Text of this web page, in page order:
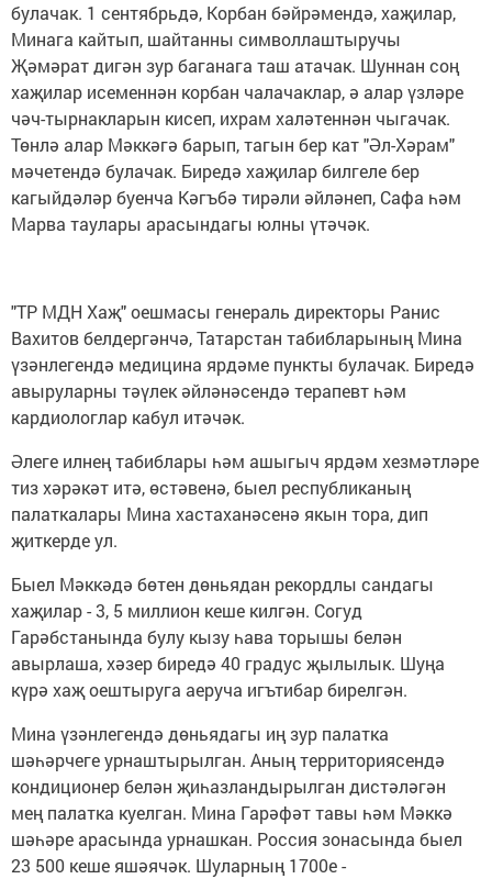
булачак. 1 сентябрьдә, Корбан бәйрәмендә, хаҗилар,
Минага кайтып, шайтанны символлаштыручы
Җәмәрат дигән зур баганага таш атачак. Шуннан соң
хаҗилар исеменнән корбан чалачаклар, ә алар үзләре
чәч-тырнакларын кисеп, ихрам халәтеннән чыгачак.
Төнлә алар Мәккәгә барып, тагын бер кат "Әл-Хәрам"
мәчетендә булачак. Биредә хаҗилар билгеле бер
кагыйдәләр буенча Кәгъбә тирәли әйләнеп, Сафа һәм
Марва таулары арасындагы юлны үтәчәк.
"ТР МДН Хаҗ" оешмасы генераль директоры Ранис
Вахитов белдергәнчә, Татарстан табибларының Мина
үзәнлегендә медицина ярдәме пункты булачак. Биредә
авыруларны тәүлек әйләнәсендә терапевт һәм
кардиологлар кабул итәчәк.
Әлеге илнең табиблары һәм ашыгыч ярдәм хезмәтләре
тиз хәрәкәт итә, өстәвенә, быел республиканың
палаткалары Мина хастаханәсенә якын тора, дип
җиткерде ул.
Быел Мәккәдә бөтен дөньядан рекордлы сандагы
хаҗилар - 3, 5 миллион кеше килгән. Согуд
Гарәбстанында булу кызу һава торышы белән
авырлаша, хәзер биредә 40 градус җылылык. Шуңа
күрә хаҗ оештыруга аеруча игътибар бирелгән.
Мина үзәнлегендә дөньядагы иң зур палатка
шәһәрчеге урнаштырылган. Аның территориясендә
кондиционер белән җиһазландырылган дистәләгән
мең палатка куелган. Мина Гарәфәт тавы һәм Мәккә
шәһәре арасында урнашкан. Россия зонасында быел
23 500 кеше яшәячәк. Шуларның 1700е -